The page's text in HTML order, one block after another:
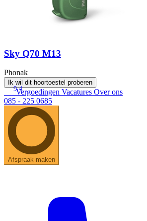
Sky Q70 M13
Phonak
Ik wil dit hoortoestel proberen
9.4
Vergoedingen Vacatures Over ons
085 - 225 0685
Afspraak maken